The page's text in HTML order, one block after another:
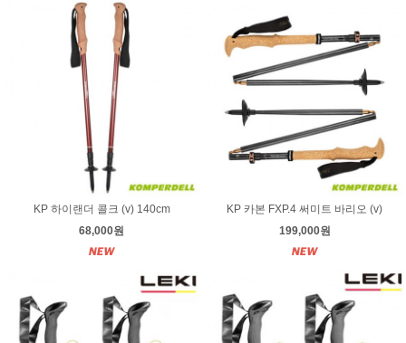
KP 하이랜더 콜크 (v) 140cm
68,000원
KP 카본 FXP.4 써미트 바리오 (v)
199,000원